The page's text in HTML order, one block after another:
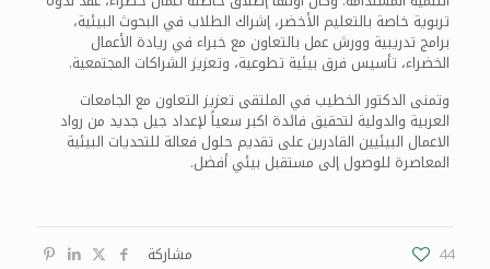
تربوية خاصة بالتعليم الأخضر، إشراك الطلاب في البحوث البيئية،
برامج تدريبية وورش عمل بالتعاون مع خبراء في ريادة الأعمال
الخضراء، تأسيس فرق بيئية تطوعية، وتعزيز الشراكات المجتمعية.
وتمنى الدكتور الخطيب في الملتقى تعزيز التعاون مع الجامعات
العربية والدولية لتحقيق فائدة اكبر سعياً لإعداد جيل جديد من رواد
الاعمال البيئيين القادرين على تقديم حلول فعالة للتحديات البيئية
المعاصرة للوصول إلى مستقبل بيئي أفضل.
مشاركة 44